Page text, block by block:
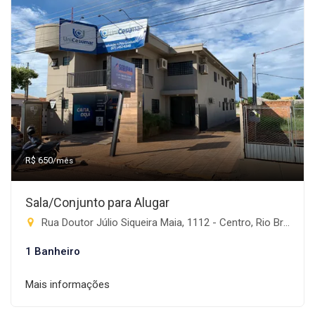
R$ 650/mês
Sala/Conjunto para Alugar
Rua Doutor Júlio Siqueira Maia, 1112 - Centro, Rio Brilhante-MS
1 Banheiro
Mais informações